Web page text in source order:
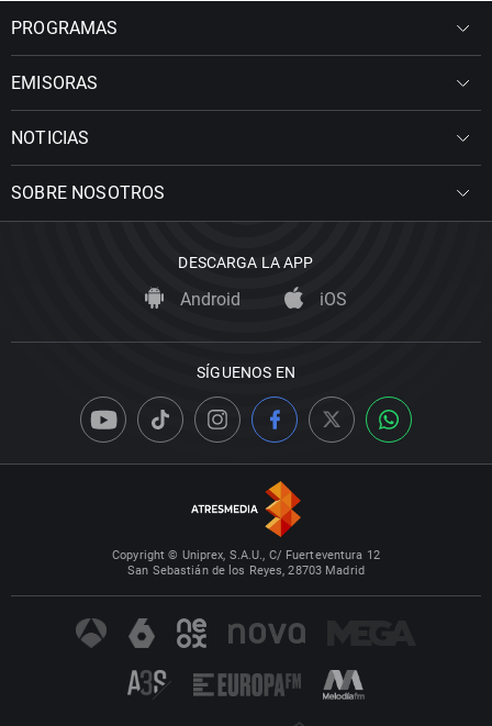
PROGRAMAS
EMISORAS
NOTICIAS
SOBRE NOSOTROS
DESCARGA LA APP
Android iOS
SÍGUENOS EN
Copyright © Uniprex, S.A.U., C/ Fuerteventura 12
San Sebastián de los Reyes, 28703 Madrid